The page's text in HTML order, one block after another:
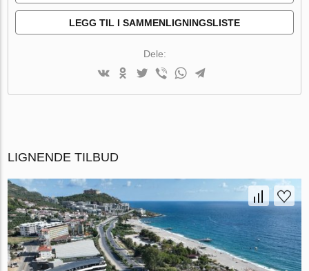
LEGG TIL I SAMMENLIGNINGSLISTE
Dele:
LIGNENDE TILBUD